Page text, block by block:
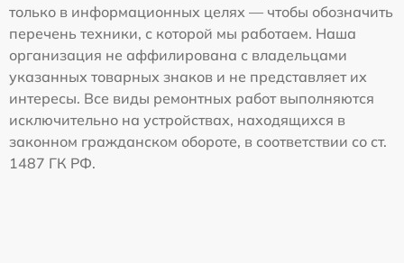
только в информационных целях — чтобы обозначить
перечень техники, с которой мы работаем. Наша
организация не аффилирована с владельцами
указанных товарных знаков и не представляет их
интересы. Все виды ремонтных работ выполняются
исключительно на устройствах, находящихся в
законном гражданском обороте, в соответствии со ст.
1487 ГК РФ.